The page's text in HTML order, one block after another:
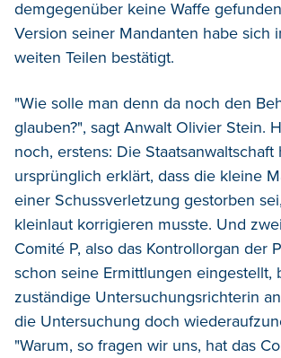
demgegenüber keine Waffe
Version seiner Mandanten habe sich
weiten Teilen bestätigt.
"Wie solle man denn da noch den
glauben?", sagt Anwalt Olivier Stein.
noch, erstens: Die Staatsanwaltschaft
ursprünglich erklärt, dass die kleine
einer Schussverletzung gestorben
kleinlaut korrigieren musste. Und
Comité P, also das Kontrollorgan der
schon seine Ermittlungen eingestellt,
zuständige Untersuchungsrichterin
die Untersuchung doch
"Warum, so fragen wir uns, hat das